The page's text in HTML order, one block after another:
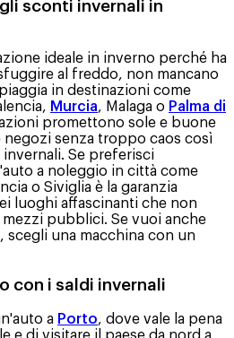
sconti invernali in
ideale in inverno perché ha
al freddo, non mancano
in destinazioni come
Murcia, Malaga o Palma di
promettono sole e buone
senza troppo caos così
Se preferisci
a noleggio in città come
o Siviglia è la garanzia
luoghi affascinanti che non
pubblici. Se vuoi anche
scegli una macchina con un
con i saldi invernali
a Porto, dove vale la pena